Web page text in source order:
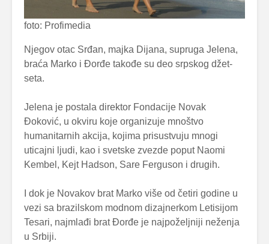
foto: Profimedia
Njegov otac Srđan, majka Dijana, supruga Jelena,
braća Marko i Đorđe takođe su deo srpskog džet-
seta.
Jelena je postala direktor Fondacije Novak
Đoković, u okviru koje organizuje mnoštvo
humanitarnih akcija, kojima prisustvuju mnogi
uticajni ljudi, kao i svetske zvezde poput Naomi
Kembel, Kejt Hadson, Sare Ferguson i drugih.
I dok je Novakov brat Marko više od četiri godine u
vezi sa brazilskom modnom dizajnerkom Letisijom
Tesari, najmlađi brat Đorđe je najpoželjniji neženja
u Srbiji.